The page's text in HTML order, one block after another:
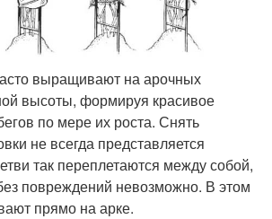
выращивают на арочных
высоты, формируя красивое
по мере их роста. Снять
не всегда представляется
так переплетаются между собой,
повреждений невозможно. В этом
прямо на арке.